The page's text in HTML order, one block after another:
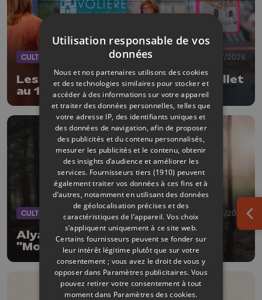
CULTURE 08/07/2026
Les Estivales en Volière : du 11 juillet
au 16 août
CULTURE 08/07/2026
Alyah rejoint Ykons pour le titre
"More and more"
Utilisation responsable de vos
données
Nous et nos partenaires utilisons des cookies
et des technologies similaires pour stocker et
accéder à des informations sur votre appareil
et traiter des données personnelles, telles que
votre adresse IP, des identifiants uniques et
des données de navigation, afin de proposer
des publicités et du contenu personnalisés,
mesurer les publicités et le contenu, obtenir
des insights d’audience et améliorer les
services. Fournisseurs tiers (1910) peuvent
également traiter vos données à ces fins et à
d’autres, notamment en utilisant des données
de géolocalisation précises et des
caractéristiques de l’appareil. Vos choix
s’appliquent uniquement à ce site web.
Certains fournisseurs peuvent se fonder sur
leur intérêt légitime plutôt que sur votre
consentement ; vous avez le droit de vous y
opposer dans Paramètres publicitaires. Vous
pouvez retirer votre consentement à tout
moment dans Paramètres des cookies.